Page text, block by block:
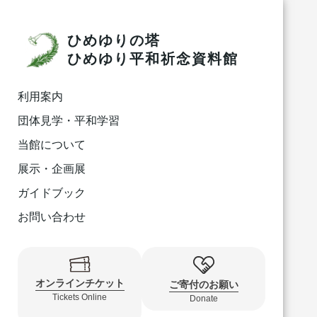
ひめゆりの塔
ひめゆり平和祈念資料館
利用案内
団体見学・平和学習
当館について
展示・企画展
ガイドブック
お問い合わせ
オンラインチケット
Tickets Online
ご寄付のお願い
Donate